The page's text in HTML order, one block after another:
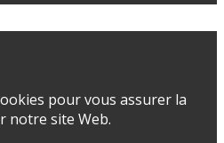
pour vous assurer la
notre site Web.